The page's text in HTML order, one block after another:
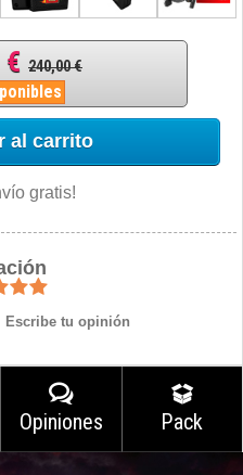
€ 240,00 €
al carrito
gratis!
Escribe tu opinión
Opiniones Pack